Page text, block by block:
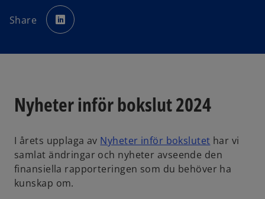
Share p
e
b
Nyheter inför bokslut 2024
I årets upplaga av Nyheter inför boksluteto
p
e
har vi
samlat ändringar och nyheter avseende den
finansiella rapporteringen som du behöver ha
kunskap om.